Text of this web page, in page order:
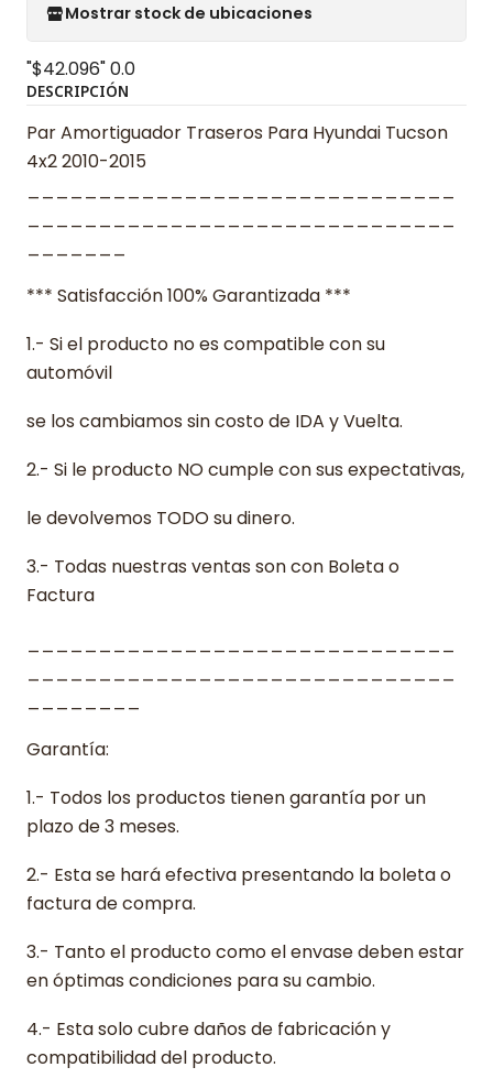
Mostrar stock de ubicaciones
"$42.096"0.0
DESCRIPCIÓN
Par Amortiguador Traseros Para Hyundai Tucson
4x2 2010-2015
*** Satisfacción 100% Garantizada ***
1.- Si el producto no es compatible con su
automóvil
se los cambiamos sin costo de IDA y Vuelta.
2.- Si le producto NO cumple con sus expectativas,
le devolvemos TODO su dinero.
3.- Todas nuestras ventas son con Boleta o
Factura
Garantía:
1.- Todos los productos tienen garantía por un
plazo de 3 meses.
2.- Esta se hará efectiva presentando la boleta o
factura de compra.
3.- Tanto el producto como el envase deben estar
en óptimas condiciones para su cambio.
4.- Esta solo cubre daños de fabricación y
compatibilidad del producto.